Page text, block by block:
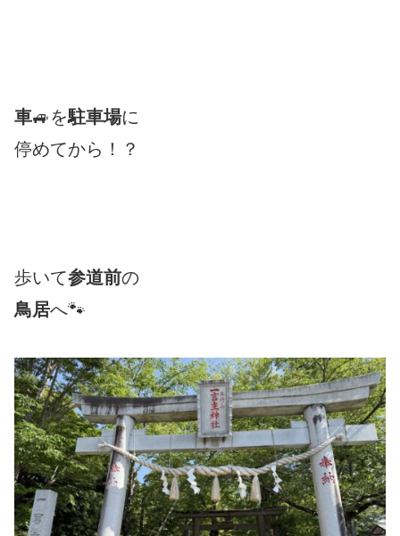
車🚙を駐車場に
停めてから！？
歩いて参道前の
鳥居へ🐾